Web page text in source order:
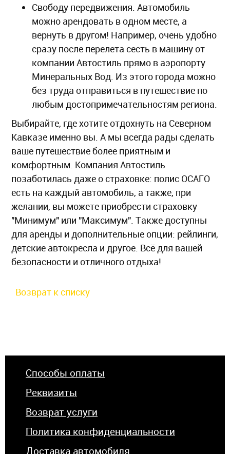
Свободу передвижения. Автомобиль
можно арендовать в одном месте, а
вернуть в другом! Например, очень удобно
сразу после перелета сесть в машину от
компании Автостиль прямо в аэропорту
Минеральных Вод. Из этого города можно
без труда отправиться в путешествие по
любым достопримечательностям региона.
Выбирайте, где хотите отдохнуть на Северном
Кавказе именно вы. А мы всегда рады сделать
ваше путешествие более приятным и
комфортным. Компания Автостиль
позаботилась даже о страховке: полис ОСАГО
есть на каждый автомобиль, а также, при
желании, вы можете приобрести страховку
"Минимум" или "Максимум". Также доступны
для аренды и дополнительные опции: рейлинги,
детские автокресла и другое. Всё для вашей
безопасности и отличного отдыха!
Возврат к списку
Способы оплаты
Реквизиты
Возврат услуги
Политика конфиденциальности
Доставка автомобиля